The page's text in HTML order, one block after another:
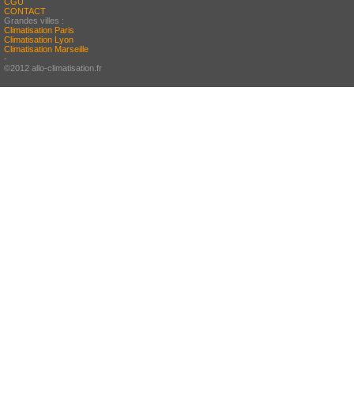
CONTACT
Grandes villes :
Climatisation Paris
Climatisation Lyon
Climatisation Marseille
-
©2012 allo-climatisation.fr